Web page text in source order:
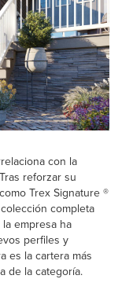
con la
reforzar su
Trex Signature ®
completa
empresa ha
perfiles y
es la cartera más
de la categoría.